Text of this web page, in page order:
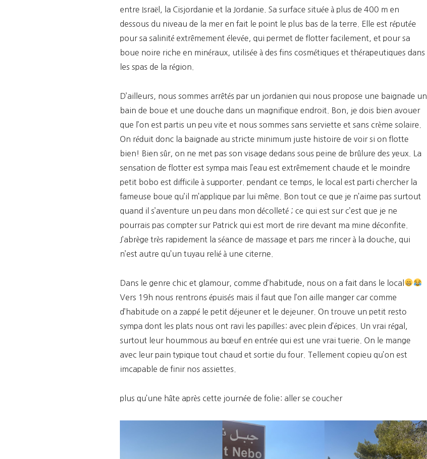
entre Israël, la Cisjordanie et la Jordanie. Sa surface située à plus de 400 m en
dessous du niveau de la mer en fait le point le plus bas de la terre. Elle est réputée
pour sa salinité extrêmement élevée, qui permet de flotter facilement, et pour sa
boue noire riche en minéraux, utilisée à des fins cosmétiques et thérapeutiques dans
les spas de la région.
D’ailleurs, nous sommes arrêtés par un jordanien qui nous propose une baignade un
bain de boue et une douche dans un magnifique endroit. Bon, je dois bien avouer
que l’on est partis un peu vite et nous sommes sans serviette et sans crème solaire.
On réduit donc la baignade au stricte minimum juste histoire de voir si on flotte
bien! Bien sûr, on ne met pas son visage dedans sous peine de brûlure des yeux. La
sensation de flotter est sympa mais l’eau est extrêmement chaude et le moindre
petit bobo est difficile à supporter. pendant ce temps, le local est parti chercher la
fameuse boue qu’il m’applique par lui même. Bon tout ce que je n’aime pas surtout
quand il s’aventure un peu dans mon décolleté ; ce qui est sur c’est que je ne
pourrais pas compter sur Patrick qui est mort de rire devant ma mine déconfite.
J’abrège très rapidement la séance de massage et pars me rincer à la douche, qui
n’est autre qu’un tuyau relié à une citerne.
Dans le genre chic et glamour, comme d’habitude, nous on a fait dans le local
Vers 19h nous rentrons épuisés mais il faut que l’on aille manger car comme
d’habitude on a zappé le petit déjeuner et le dejeuner. On trouve un petit resto
sympa dont les plats nous ont ravi les papilles: avec plein d’épices. Un vrai régal,
surtout leur hoummous au bœuf en entrée qui est une vrai tuerie. On le mange
avec leur pain typique tout chaud et sortie du four. Tellement copieu qu’on est
imcapable de finir nos assiettes.
plus qu’une hâte après cette journée de folie: aller se coucher